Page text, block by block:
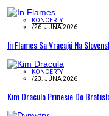
KONCERTY
/26. JÚNA 2026
In Flames Sa Vracajú Na
KONCERTY
/23. JÚNA 2026
Kim Dracula Prinesie Do